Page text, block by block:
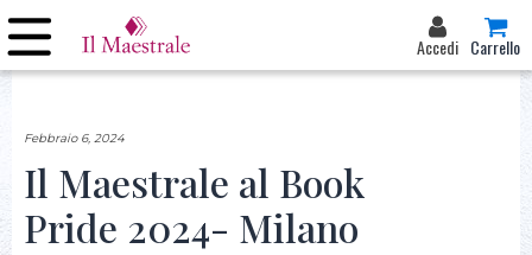
Accedi Carrello
Febbraio 6, 2024
Il Maestrale al Book
Pride 2024- Milano